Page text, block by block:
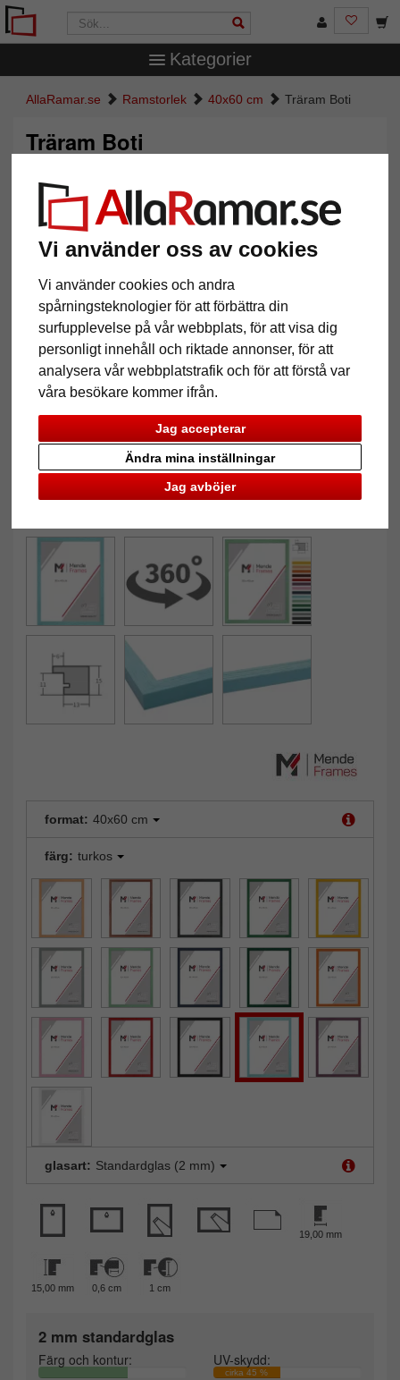
Vi använder oss av cookies
Vi använder cookies och andra
spårningsteknologier för att förbättra din
surfupplevelse på vår webbplats, för att visa dig
personligt innehåll och riktade annonser, för att
analysera vår webbplatstrafik och för att förstå var
våra besökare kommer ifrån.
Jag accepterar
Jag avböjer
Ändra mina inställningar
Kategorier
AllaRamar.se Ramstorlek 40x60 cm Träram Boti
Träram Boti
Tillbaka
format: 40x60 cm
färg: turkos
glasart: Standardglas (2 mm)
19,00 mm
15,00 mm 0,6 cm 1 cm
2 mm standardglas
Färg och kontur: UV-skydd:
cirka 45 %